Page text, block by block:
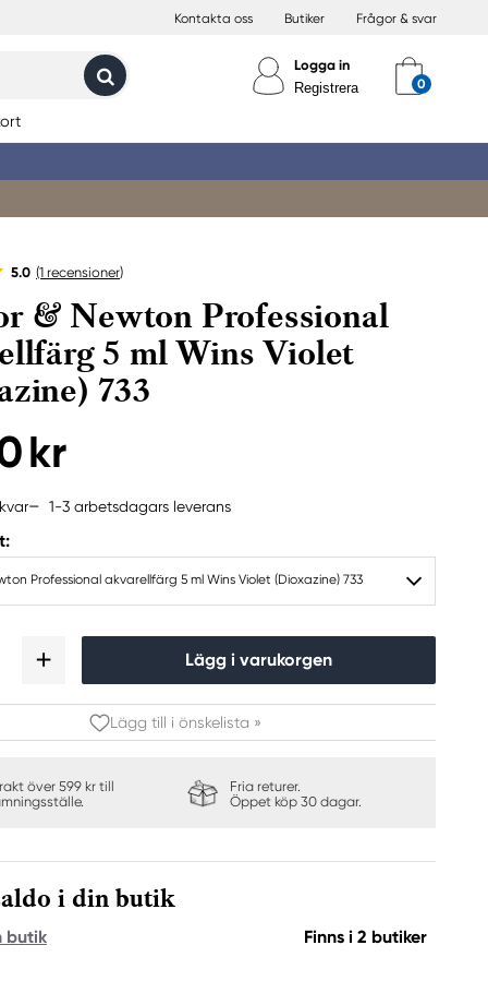
Kontakta oss Butiker Frågor & svar
Logga in
Registrera
5.0 (1 recensioner)
& Newton Professional
5 ml Wins Violet
733
kr
1-3 arbetsdagars leverans
Professional akvarellfärg 5 ml Wins Violet (Dioxazine) 733
Lägg i varukorgen
Lägg till i önskelista »
över 599 kr till
Fria returer.
Öppet köp 30 dagar.
i din butik
butik Finns i 2 butiker